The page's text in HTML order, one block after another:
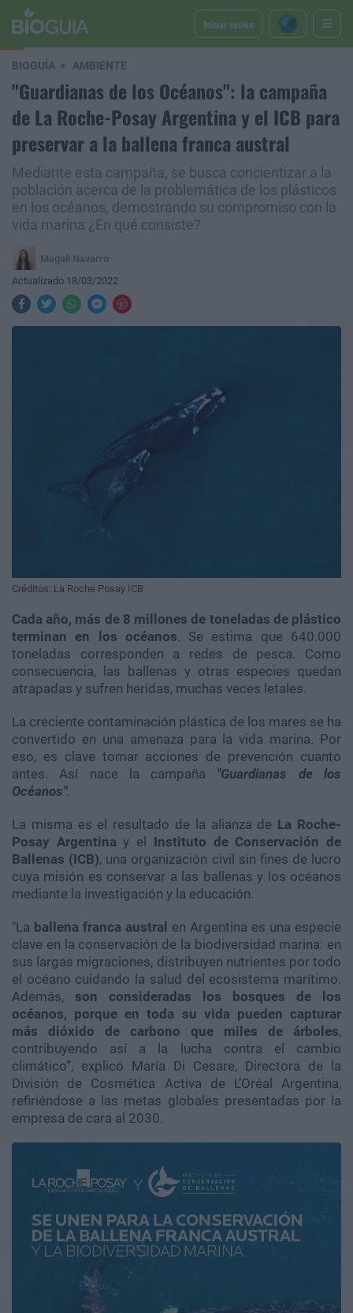
Iniciar sesión
BIOGUÍA AMBIENTE
"Guardianas de los Océanos": la campaña
de La Roche-Posay Argentina y el ICB para
preservar a la ballena franca austral
Mediante esta campaña, se busca concientizar a la
población acerca de la problemática de los plásticos
en los océanos, demostrando su compromiso con la
vida marina ¿En qué consiste?
Magali Navarro
Actualizado 18/03/2022
Créditos: La Roche Posay ICB
Cada año, más de 8 millones de toneladas de plástico
terminan en los océanos. Se estima que 640.000
toneladas corresponden a redes de pesca. Como
consecuencia, las ballenas y otras especies quedan
atrapadas y sufren heridas, muchas veces letales.
La creciente contaminación plástica de los mares se ha
convertido en una amenaza para la vida marina. Por
eso, es clave tomar acciones de prevención cuanto
antes. Así nace la campaña "Guardianas de los
Océanos".
La misma es el resultado de la alianza de La Roche-
Posay Argentina y el Instituto de Conservación de
Ballenas (ICB), una organización civil sin fines de lucro
cuya misión es conservar a las ballenas y los océanos
mediante la investigación y la educación.
"La ballena franca austral en Argentina es una especie
clave en la conservación de la biodiversidad marina: en
sus largas migraciones, distribuyen nutrientes por todo
el océano cuidando la salud del ecosistema marítimo.
Además, son consideradas los bosques de los
océanos, porque en toda su vida pueden capturar
más dióxido de carbono que miles de árboles,
contribuyendo así a la lucha contra el cambio
climático”, explicó María Di Cesare, Directora de la
División de Cosmética Activa de L’Oréal Argentina,
refiriéndose a las metas globales presentadas por la
empresa de cara al 2030.